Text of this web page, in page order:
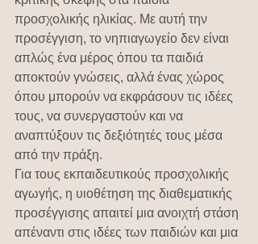
προσχολικής ηλικίας. Με αυτή την
προσέγγιση, το νηπιαγωγείο δεν είναι
απλώς ένα μέρος όπου τα παιδιά
αποκτούν γνώσεις, αλλά ένας χώρος
όπου μπορούν να εκφράσουν τις ιδέες
τους, να συνεργαστούν και να
αναπτύξουν τις δεξιότητές τους μέσα
από την πράξη.
Για τους εκπαιδευτικούς προσχολικής
αγωγής, η υιοθέτηση της διαθεματικής
προσέγγισης απαιτεί μια ανοιχτή στάση
απέναντι στις ιδέες των παιδιών και μια